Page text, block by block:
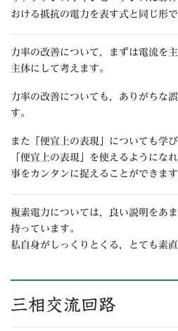
おける抵抗の電力を表す式と同じ形
力率の改善について，まずは電流を
主体にして考えます。
力率の改善についても，ありがちな
す。
また「便宜上の表現」についても学び
「便宜上の表現」を使えるようにな
事をカンタンに捉えることができます
複素電力については，良い説明をあ
持っています。
私自身がしっくりとくる，とても素
三相交流回路